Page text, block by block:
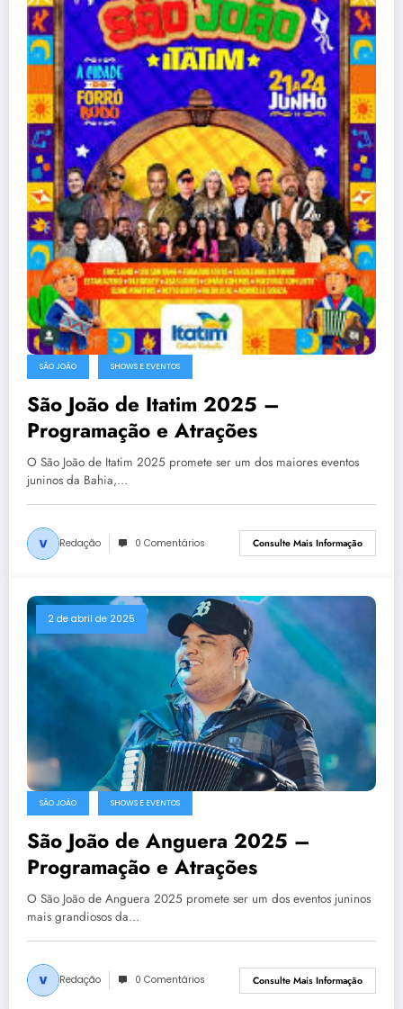
SÃO JOÃO SHOWS E EVENTOS
São João de Itatim 2025 –
Programação e Atrações
O São João de Itatim 2025 promete ser um dos maiores eventos
juninos da Bahia,…
Redação 0 Comentários Consulte Mais Informação
2 de abril de 2025
SÃO JOÃO SHOWS E EVENTOS
São João de Anguera 2025 –
Programação e Atrações
O São João de Anguera 2025 promete ser um dos eventos juninos
mais grandiosos da…
Redação 0 Comentários Consulte Mais Informação